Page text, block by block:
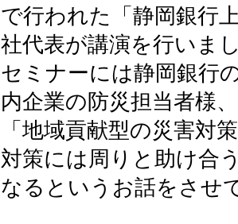
で行われた「静岡銀行
社代表が講演を行いま
セミナーには静岡銀行
内企業の防災担当者様
「地域貢献型の災害対
対策には周りと助け合
なるというお話をさせ